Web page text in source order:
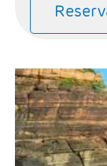
- Salidas:
- Ruta:
noches,
noche,
- Categoría
- Régimen: